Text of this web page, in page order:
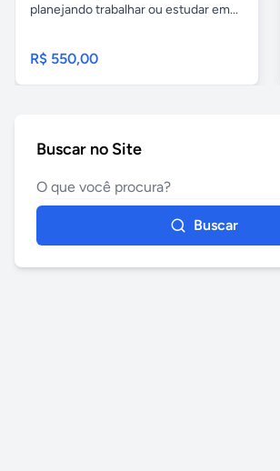
planejando trabalhar ou estudar em...
R$ 550,00
Buscar no Site
Buscar